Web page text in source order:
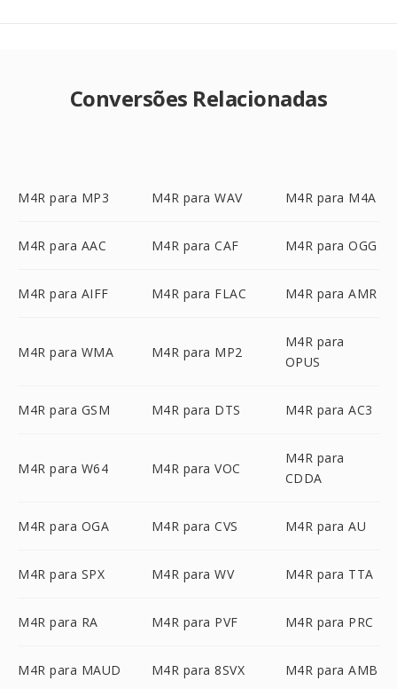
Conversões Relacionadas
M4R para MP3 M4R para WAV M4R para M4A
M4R para AAC M4R para CAF M4R para OGG
M4R para AIFF M4R para FLAC M4R para AMR
M4R para WMA M4R para MP2
M4R para
OPUS
M4R para GSM M4R para DTS M4R para AC3
M4R para W64 M4R para VOC
M4R para
CDDA
M4R para OGA M4R para CVS M4R para AU
M4R para SPX M4R para WV M4R para TTA
M4R para RA M4R para PVF M4R para PRC
M4R para MAUD M4R para 8SVX M4R para AMB